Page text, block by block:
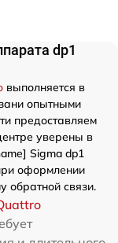
dp1
выполняется в
опытными
предоставляем
уверены в
Sigma dp1
оформлении
обратной связи.